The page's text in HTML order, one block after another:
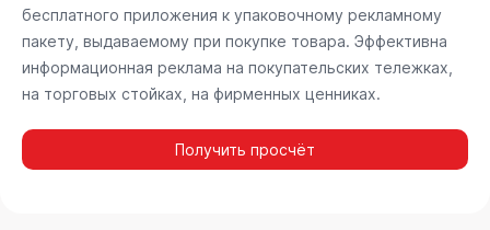
бесплатного приложения к упаковочному рекламному
пакету, выдаваемому при покупке товара. Эффективна
информационная реклама на покупательских тележках,
на торговых стойках, на фирменных ценниках.
Получить просчёт